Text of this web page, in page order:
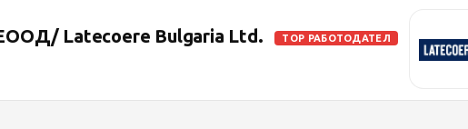
Latecoere Bulgaria Ltd. TOP РАБОТОДАТЕЛ